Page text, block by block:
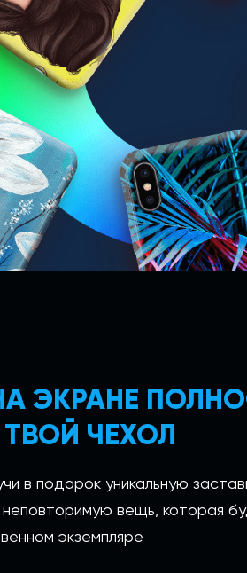
ЭКРАНЕ
ЧЕХОЛ
в подарок уникальную
вещь, которая
экземпляре